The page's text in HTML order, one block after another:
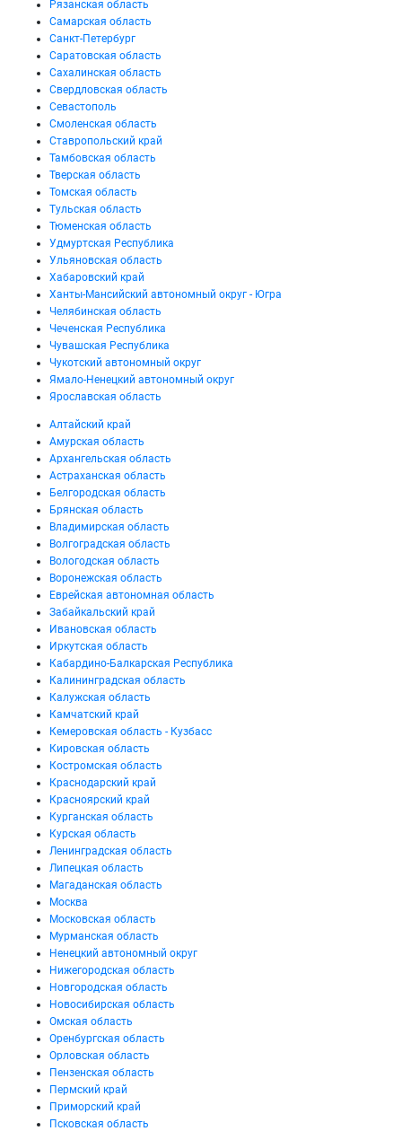
Рязанская область
Самарская область
Санкт-Петербург
Саратовская область
Сахалинская область
Свердловская область
Севастополь
Смоленская область
Ставропольский край
Тамбовская область
Тверская область
Томская область
Тульская область
Тюменская область
Удмуртская Республика
Ульяновская область
Хабаровский край
Ханты-Мансийский автономный округ - Югра
Челябинская область
Чеченская Республика
Чувашская Республика
Чукотский автономный округ
Ямало-Ненецкий автономный округ
Ярославская область
Алтайский край
Амурская область
Архангельская область
Астраханская область
Белгородская область
Брянская область
Владимирская область
Волгоградская область
Вологодская область
Воронежская область
Еврейская автономная область
Забайкальский край
Ивановская область
Иркутская область
Кабардино-Балкарская Республика
Калининградская область
Калужская область
Камчатский край
Кемеровская область - Кузбасс
Кировская область
Костромская область
Краснодарский край
Красноярский край
Курганская область
Курская область
Ленинградская область
Липецкая область
Магаданская область
Москва
Московская область
Мурманская область
Ненецкий автономный округ
Нижегородская область
Новгородская область
Новосибирская область
Омская область
Оренбургская область
Орловская область
Пензенская область
Пермский край
Приморский край
Псковская область